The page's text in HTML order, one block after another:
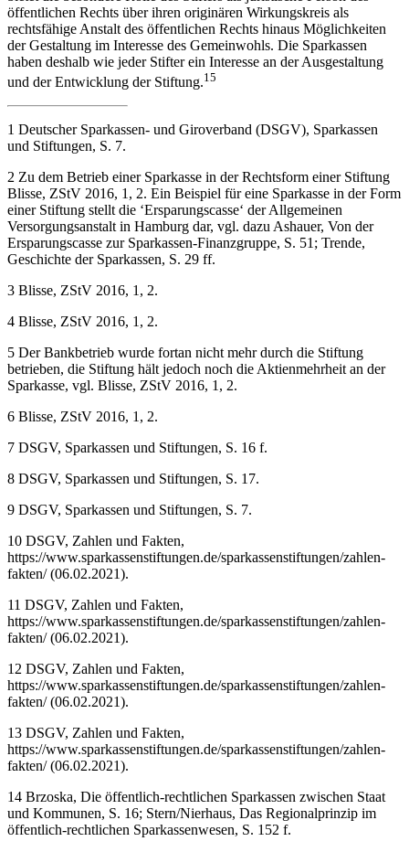
öffentlichen Rechts über ihren originären Wirkungskreis als
rechtsfähige Anstalt des öffentlichen Rechts hinaus Möglichkeiten
der Gestaltung im Interesse des Gemeinwohls. Die Sparkassen
haben deshalb wie jeder Stifter ein Interesse an der Ausgestaltung
und der Entwicklung der Stiftung.15
1 Deutscher Sparkassen- und Giroverband (DSGV), Sparkassen
und Stiftungen, S. 7.
2 Zu dem Betrieb einer Sparkasse in der Rechtsform einer Stiftung
Blisse, ZStV 2016, 1, 2. Ein Beispiel für eine Sparkasse in der Form
einer Stiftung stellt die ‘Ersparungscasse‘ der Allgemeinen
Versorgungsanstalt in Hamburg dar, vgl. dazuAshauer, Von der
Ersparungscasse zur Sparkassen-Finanzgruppe, S. 51; Trende,
Geschichte der Sparkassen, S. 29 ff.
3 Blisse, ZStV 2016, 1, 2.
4 Blisse, ZStV 2016, 1, 2.
5 Der Bankbetrieb wurde fortan nicht mehr durch die Stiftung
betrieben, die Stiftung hält jedoch noch die Aktienmehrheit an der
Sparkasse, vgl. Blisse, ZStV 2016, 1, 2.
6 Blisse, ZStV 2016, 1, 2.
7 DSGV, Sparkassen und Stiftungen, S. 16 f.
8 DSGV, Sparkassen und Stiftungen, S. 17.
9 DSGV, Sparkassen und Stiftungen, S. 7.
10 DSGV, Zahlen und Fakten,
https://www.sparkassenstiftungen.de/sparkassenstiftungen/zahlen-
fakten/(06.02.2021).
11 DSGV, Zahlen und Fakten,
https://www.sparkassenstiftungen.de/sparkassenstiftungen/zahlen-
fakten/(06.02.2021).
12 DSGV, Zahlen und Fakten,
https://www.sparkassenstiftungen.de/sparkassenstiftungen/zahlen-
fakten/(06.02.2021).
13 DSGV, Zahlen und Fakten,
https://www.sparkassenstiftungen.de/sparkassenstiftungen/zahlen-
fakten/(06.02.2021).
14 Brzoska, Die öffentlich-rechtlichen Sparkassen zwischen Staat
und Kommunen, S. 16; Stern/Nierhaus, Das Regionalprinzip im
öffentlich-rechtlichen Sparkassenwesen, S. 152 f.